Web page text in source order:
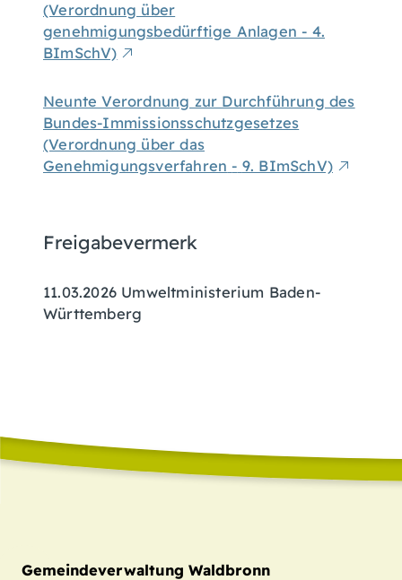
(Verordnung über
genehmigungsbedürftige Anlagen - 4.
BImSchV)
Neunte Verordnung zur Durchführung des
Bundes-Immissionsschutzgesetzes
(Verordnung über das
Genehmigungsverfahren - 9. BImSchV)
Freigabevermerk
11.03.2026 Umweltministerium Baden-
Württemberg
Gemeindeverwaltung Waldbronn